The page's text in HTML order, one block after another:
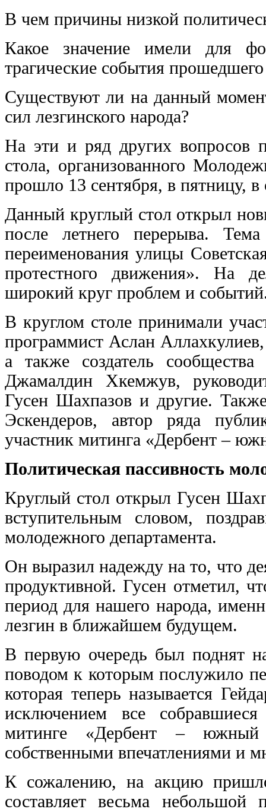
В чем причины низкой
Какое значение имели для
трагические события прошедшего
Существуют ли на данный
сил лезгинского народа?
На эти и ряд других вопросов
стола, организованного
прошло 13 сентября, в пятницу,
Данный круглый стол открыл
после летнего перерыва.
переименования улицы
протестного движения». На
широкий круг проблем и
В круглом столе принимали
программист Аслан
а также создатель
Джамалдин Хкемжув,
Гусен Шахпазов и другие.
Эскендеров, автор ряда
участник митинга «Дербент –
Политическая пассивность
Круглый стол открыл Гусен
вступительным словом,
молодежного департамента.
Он выразил надежду на то, что
продуктивной. Гусен отметил,
период для нашего народа,
лезгин в ближайшем будущем.
В первую очередь был поднят
поводом к которым послужило
которая теперь называется
исключением все
митинге «Дербент – южный
собственными впечатлениями и
К сожалению, на акцию
составляет весьма